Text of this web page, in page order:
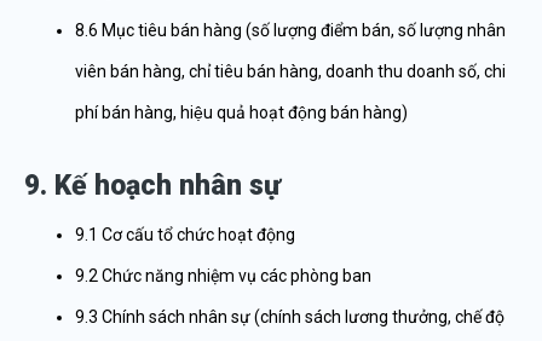
8.6 Mục tiêu bán hàng (số lượng điểm bán, số lượng nhân
viên bán hàng, chỉ tiêu bán hàng, doanh thu doanh số, chi
phí bán hàng, hiệu quả hoạt động bán hàng)
9. Kế hoạch nhân sự
9.1 Cơ cấu tổ chức hoạt động
9.2 Chức năng nhiệm vụ các phòng ban
9.3 Chính sách nhân sự (chính sách lương thưởng, chế độ